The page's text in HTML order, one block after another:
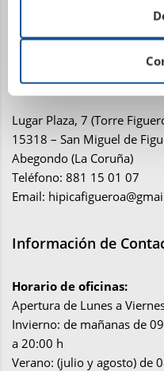
Figueroa
Lugar Plaza, 7 (Torre
15318 – San Miguel de
Abegondo (La Coruña)
Teléfono: 881 15 01 07
Email:
Información de
Horario de oficinas:
Apertura de Lunes a
Invierno: de mañanas de
a 20:00 h
Verano: (julio y agosto) de